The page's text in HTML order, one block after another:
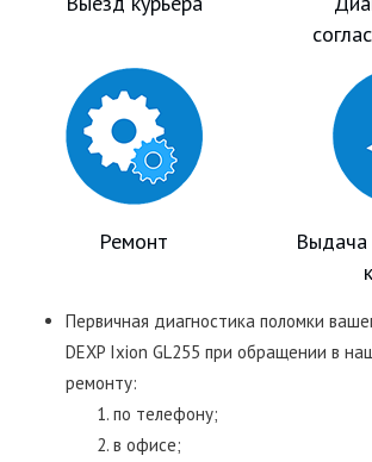
Ремонт
Выдача
Первичная диагностика поломки
DEXP Ixion GL255 при обращении в
ремонту:
по телефону;
в офисе;